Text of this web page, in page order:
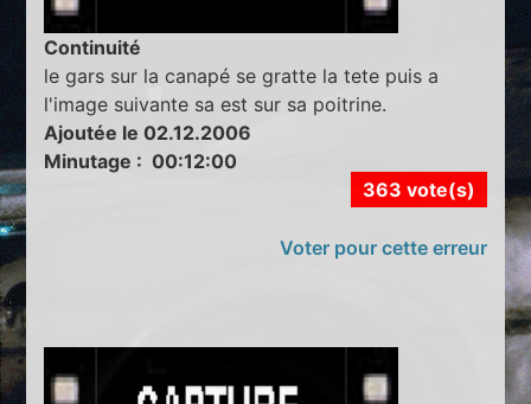
Continuité
le gars sur la canapé se gratte la tete puis a
l'image suivante sa est sur sa poitrine.
Ajoutée le 02.12.2006
Minutage : 00:12:00
363 vote(s)
Voter pour cette erreur